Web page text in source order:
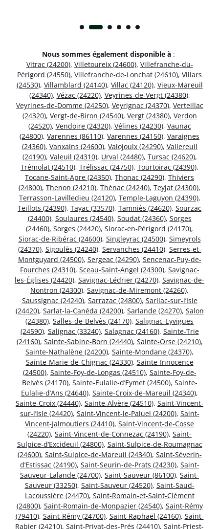
Nous sommes également disponible à :
Vitrac (24200), Villetoureix (24600), Villefranche-du-
Périgord (24550), Villefranche-de-Lonchat (24610), Villars
(24530), Villamblard (24140), Villac (24120), Vieux-Mareuil
(24340), Vézac (24220), Veyrines-de-Vergt (24380),
Veyrines-de-Domme (24250), Veyrignac (24370), Verteillac
(24320), Vergt-de-Biron (24540), Vergt (24380), Verdon
(24520), Vendoire (24320), Vélines (24230), Vaunac
(24800), Varennes (86110), Varennes (24150), Varaignes
(24360), Vanxains (24600), Valojoulx (24290), Vallereuil
(24190), Valeuil (24310), Urval (24480), Tursac (24620),
Trémolat (24510), Trélissac (24750), Tourtoirac (24390),
Tocane-Saint-Apre (24350), Thonac (24290), Thiviers
(24800), Thenon (24210), Thénac (24240), Teyjat (24300),
Terrasson-Lavilledieu (24120), Temple-Laguyon (24390),
Teillots (24390), Tayac (33570), Tamniès (24620), Sourzac
(24400), Soulaures (24540), Soudat (24360), Sorges
(24460), Sorges (24420), Siorac-en-Périgord (24170),
Siorac-de-Ribérac (24600), Singleyrac (24500), Simeyrols
(24370), Sigoulès (24240), Servanches (24410), Serres-et-
Montguyard (24500), Sergeac (24290), Sencenac-Puy-de-
Fourches (24310), Sceau-Saint-Angel (24300), Savignac-
les-Églises (24420), Savignac-Lédrier (24270), Savignac-de-
Nontron (24300), Savignac-de-Miremont (24260),
Saussignac (24240), Sarrazac (24800), Sarliac-sur-l’Isle
(24420), Sarlat-la-Canéda (24200), Sarlande (24270), Salon
(24380), Salles-de-Belvès (24170), Salignac-Eyvigues
(24590), Salignac (33240), Salagnac (24160), Sainte-Trie
(24160), Sainte-Sabine-Born (24440), Sainte-Orse (24210),
Sainte-Nathalène (24200), Sainte-Mondane (24370),
Sainte-Marie-de-Chignac (24330), Sainte-Innocence
(24500), Sainte-Foy-de-Longas (24510), Sainte-Foy-de-
Belvès (24170), Sainte-Eulalie-d’Eymet (24500), Sainte-
Eulalie-d’Ans (24640), Sainte-Croix-de-Mareuil (24340),
Sainte-Croix (24440), Sainte-Alvère (24510), Saint-Vincent-
sur-l’Isle (24420), Saint-Vincent-le-Paluel (24200), Saint-
Vincent-Jalmoutiers (24410), Saint-Vincent-de-Cosse
(24220), Saint-Vincent-de-Connezac (24190), Saint-
Sulpice-d’Excideuil (24800), Saint-Sulpice-de-Roumagnac
(24600), Saint-Sulpice-de-Mareuil (24340), Saint-Séverin-
d’Estissac (24190), Saint-Seurin-de-Prats (24230), Saint-
Sauveur-Lalande (24700), Saint-Sauveur (86100), Saint-
Sauveur (33250), Saint-Sauveur (24520), Saint-Saud-
Lacoussière (24470), Saint-Romain-et-Saint-Clément
(24800), Saint-Romain-de-Monpazier (24540), Saint-Rémy
(79410), Saint-Rémy (24700), Saint-Raphaël (24160), Saint-
Rabier (24210), Saint-Privat-des-Prés (24410), Saint-Priest-